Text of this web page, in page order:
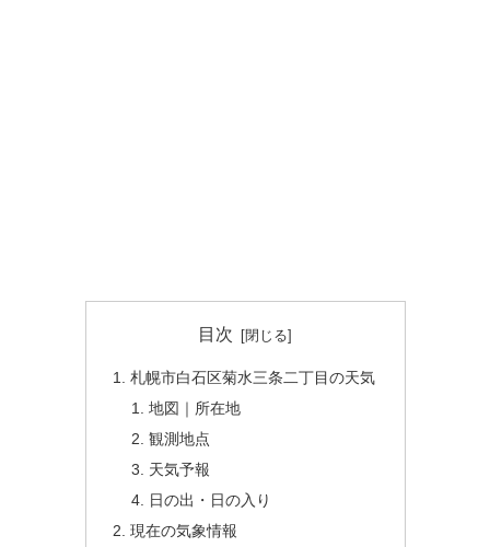
目次
札幌市白石区菊水三条二丁目の天気
地図｜所在地
観測地点
天気予報
日の出・日の入り
現在の気象情報